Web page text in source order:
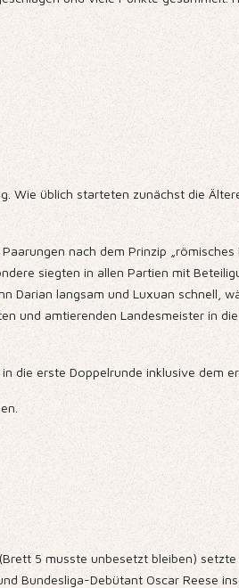
Wie üblich starteten zunächst die
nach dem Prinzip
siegten in allen Partien mit
Darian langsam und Luxuan schnell,
und amtierenden Landesmeister in
die erste Doppelrunde inklusive dem
5 musste unbesetzt bleiben) setzte
Bundesliga-Debütant Oscar Reese